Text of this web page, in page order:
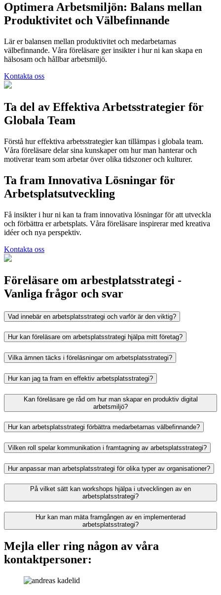
Optimera Arbetsmiljön: Balans mellan
Produktivitet och Välbefinnande
Lär er balansen mellan produktivitet och medarbetarnas
välbefinnande. Våra föreläsare ger insikter i hur ni kan skapa en
hälsosam och hållbar arbetsmiljö.
Kontakta oss
Ta del av Effektiva Arbetsstrategier för
Globala Team
Förstå hur effektiva arbetsstrategier kan tillämpas i globala team.
Våra föreläsare delar sina kunskaper om hur man hanterar och
motiverar team som arbetar över olika tidszoner och kulturer.
Ta fram Innovativa Lösningar för
Arbetsplatsutveckling
Få insikter i hur ni kan ta fram innovativa lösningar för att utveckla
och förbättra er arbetsplats. Våra föreläsare inspirerar med kreativa
idéer och nya perspektiv.
Kontakta oss
Föreläsare om arbestplatsstrategi -
Vanliga frågor och svar
Vad innebär en arbetsplatsstrategi och varför är den viktig?
Hur kan föreläsare om arbetsplatsstrategi hjälpa mitt företag?
Vilka ämnen täcks i föreläsningar om arbetsplatsstrategi?
Hur kan jag ta fram en effektiv arbetsplatsstrategi?
Kan föreläsare ge råd om hur man skapar en produktiv digital
arbetsmiljö?
Hur kan arbetsplatsstrategi förbättra medarbetarnas välbefinnande?
Vilken roll spelar kommunikation i framtagning av arbetsplatsstrategi?
Hur anpassar man arbetsplatsstrategi för olika typer av organisationer?
På vilket sätt kan workshops hjälpa i utvecklingen av en
arbetsplatsstrategi?
Hur kan man mäta framgången av en implementerad
arbetsplatsstrategi?
Mejla eller ring någon av våra
kontaktpersoner: